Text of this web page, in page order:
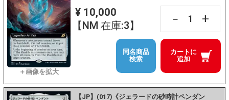
¥ 10,000
【NM 在庫:3】
－ +
カートに
追加
同名商品
検索
【JP】(017)《ジェラードの砂時計ペンダン